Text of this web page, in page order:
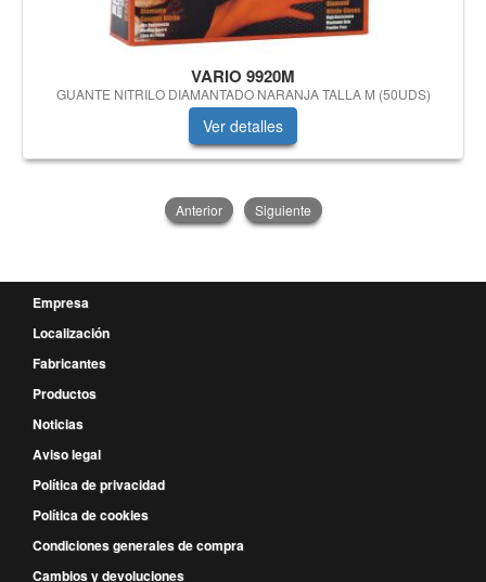
VARIO 9920M
GUANTE NITRILO DIAMANTADO NARANJA TALLA M (50UDS)
Ver detalles
Anterior Siguiente
Empresa
Localización
Fabricantes
Productos
Noticias
Aviso legal
Política de privacidad
Política de cookies
Condiciones generales de compra
Cambios y devoluciones